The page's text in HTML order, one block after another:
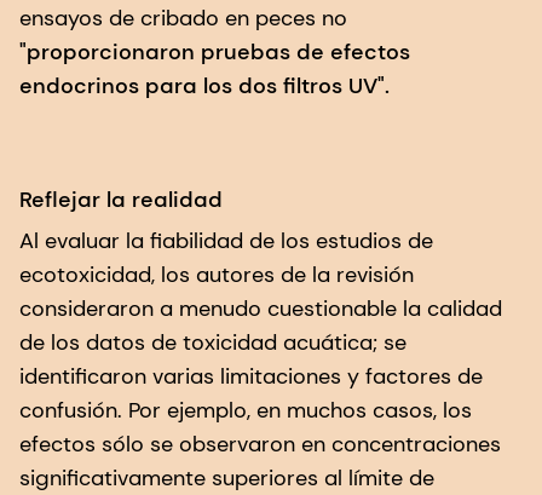
ensayos de cribado en peces no
"proporcionaron pruebas de efectos
endocrinos para los dos filtros UV".
Reflejar la realidad
Al evaluar la fiabilidad de los estudios de
ecotoxicidad, los autores de la revisión
consideraron a menudo cuestionable la calidad
de los datos de toxicidad acuática; se
identificaron varias limitaciones y factores de
confusión. Por ejemplo, en muchos casos, los
efectos sólo se observaron en concentraciones
significativamente superiores al límite de